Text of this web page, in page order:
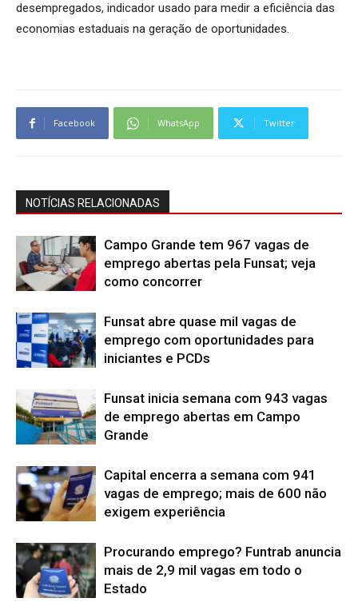
desempregados, indicador usado para medir a eficiência das
economias estaduais na geração de oportunidades.
Facebook WhatsApp Twitter
NOTÍCIAS RELACIONADAS
Campo Grande tem 967 vagas de
emprego abertas pela Funsat; veja
como concorrer
Funsat abre quase mil vagas de
emprego com oportunidades para
iniciantes e PCDs
Funsat inicia semana com 943 vagas
de emprego abertas em Campo
Grande
Capital encerra a semana com 941
vagas de emprego; mais de 600 não
exigem experiência
Procurando emprego? Funtrab anuncia
mais de 2,9 mil vagas em todo o
Estado